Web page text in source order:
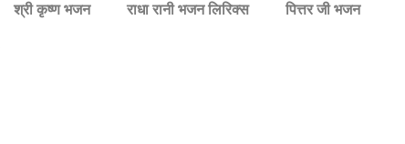
श्री कृष्ण भजन राधा रानी भजन लिरिक्स पित्तर जी भजन